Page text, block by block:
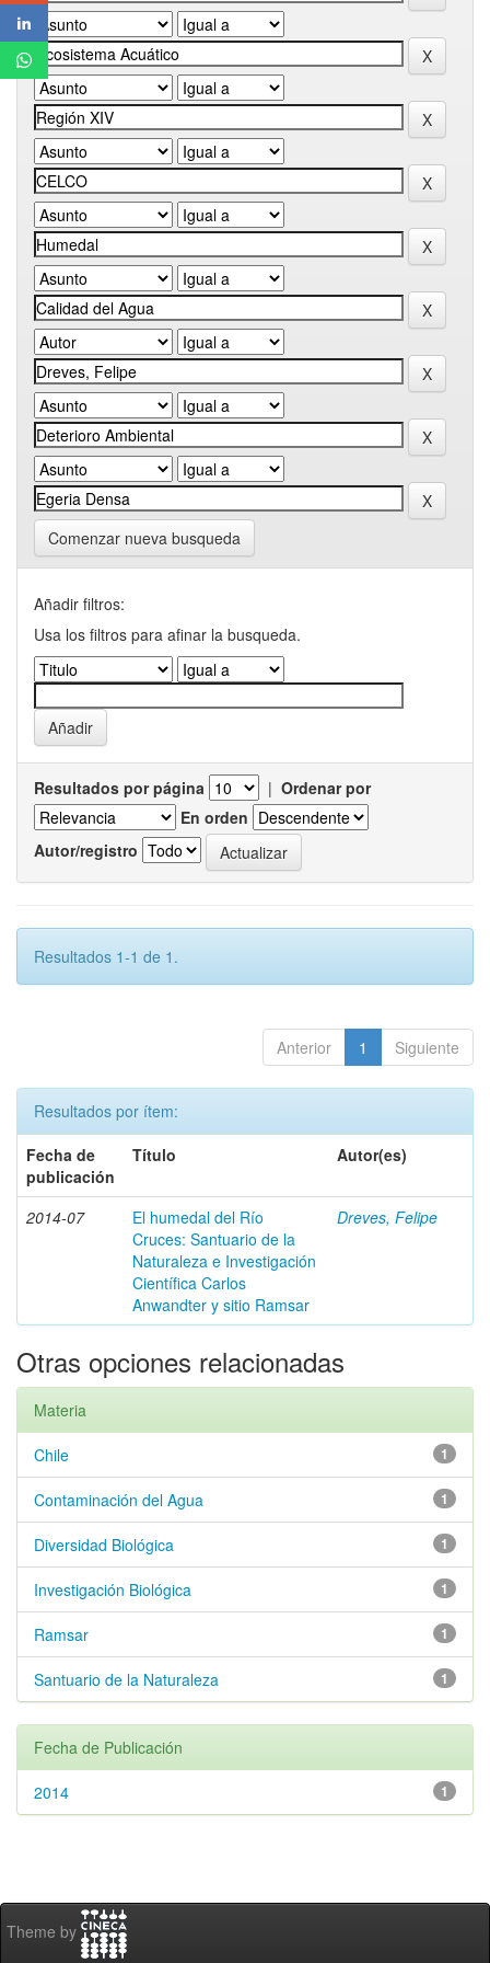
Comenzar nueva busqueda
Añadir filtros:
Usa los filtros para afinar la busqueda.
Resultados por página | Ordenar por
En orden
Autor/registro
Resultados 1-1 de 1.
Anterior 1 Siguiente
Resultados por ítem:
Fecha de
publicación
Título Autor(es)
2014-07
El humedal del Río
Cruces: Santuario de la
Naturaleza e Investigación
Científica Carlos
Anwandter y sitio Ramsar
Dreves, Felipe
Otras opciones relacionadas
Materia
1
Chile
1
Contaminación del Agua
1
Diversidad Biológica
1
Investigación Biológica
1
Ramsar
1
Santuario de la Naturaleza
Fecha de Publicación
1
2014
Theme by